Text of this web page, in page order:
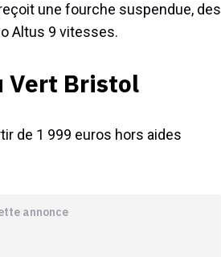
une fourche suspendue, des
Altus 9 vitesses.
Vert Bristol
de 1 999 euros hors aides
annonce